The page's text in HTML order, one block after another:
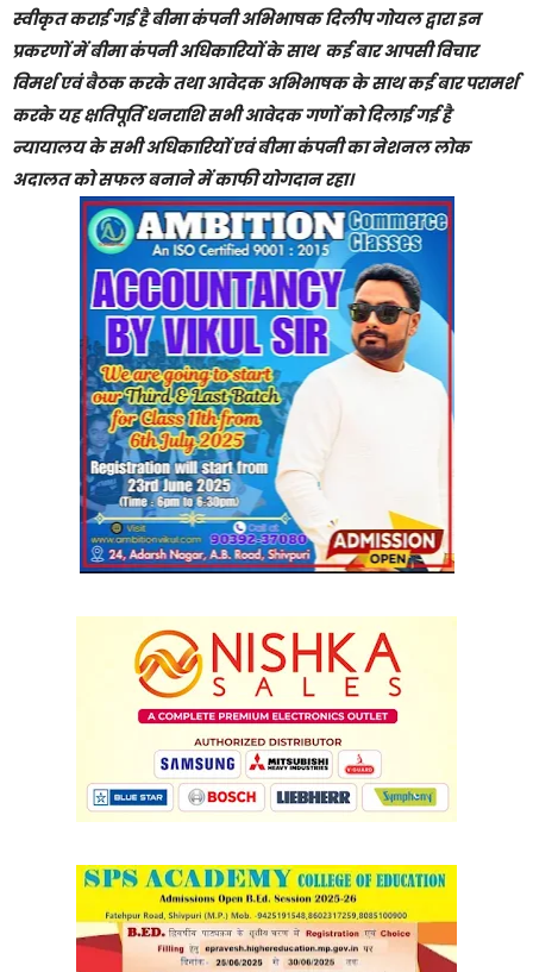
स्वीकृत कराई गई है बीमा कंपनी अभिभाषक दिलीप गोयल द्वारा इन
प्रकरणों में बीमा कंपनी अधिकारियों के साथ कई बार आपसी विचार
विमर्श एवं बैठक करके तथा आवेदक अभिभाषक के साथ कई बार परामर्श
करके यह क्षतिपूर्ति धनराशि सभी आवेदक गणों को दिलाई गई है
न्यायालय के सभी अधिकारियों एवं बीमा कंपनी का नेशनल लोक
अदालत को सफल बनाने में काफी योगदान रहा।